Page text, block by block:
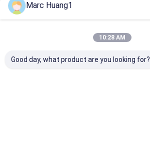
প্রস্তাবিত পণ্য
Marc Huang1
10:28 AM
Good day, what product are you looking for?